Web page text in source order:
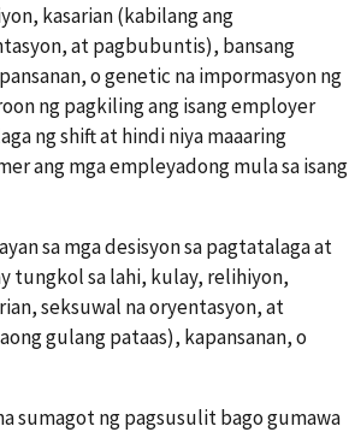
kasarian (kabilang ang
at pagbubuntis), bansang
o genetic na impormasyon ng
ng pagkiling ang isang employer
ng shift at hindi niya maaaring
ang mga empleyadong mula sa isang
sa mga desisyon sa pagtatalaga at
tungkol sa lahi, kulay, relihiyon,
seksuwal na oryentasyon, at
gulang pataas), kapansanan, o
sumagot ng pagsusulit bago gumawa